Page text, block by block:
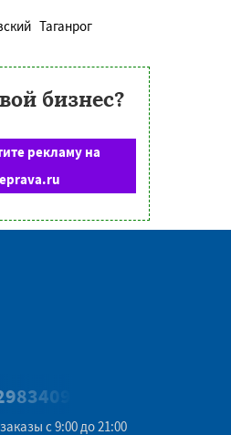
Таганрог
бизнес?
рекламу на
с 9:00 до 21:00